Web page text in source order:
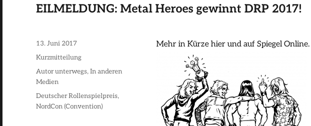
EILMELDUNG: Metal Heroes gewinnt DRP 2017!
Mehr in Kürze hier und auf Spiegel Online.
Veröffentlicht
am
13. Juni 2017
Format
Kurzmitteilung
Kategorien
Autor unterwegs, In anderen
Medien
Schlagwörter
Deutscher Rollenspielpreis,
NordCon (Convention)